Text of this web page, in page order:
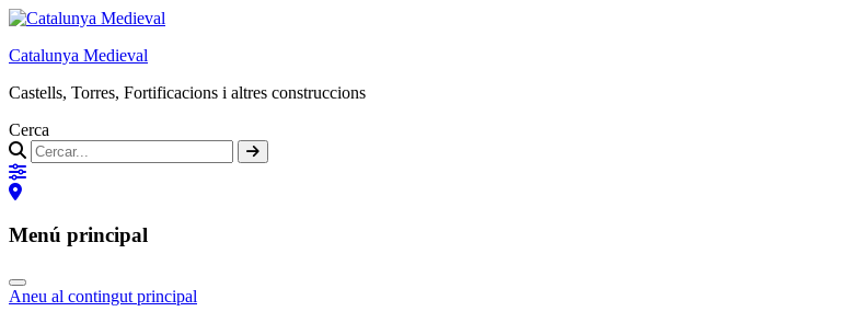
Catalunya Medieval
Castells, Torres, Fortificacions i altres construccions
Cerca
Menú principal
Aneu al contingut principal